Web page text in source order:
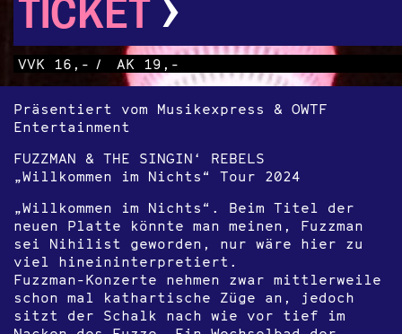
TICKET
VVK 16,- / AK 19,-
Präsentiert vom Musikexpress & OWTF
Entertainment
FUZZMAN & THE SINGIN‘ REBELS
„Willkommen im Nichts“ Tour 2024
„Willkommen im Nichts“. Beim Titel der
neuen Platte könnte man meinen, Fuzzman
sei Nihilist geworden, nur wäre hier zu
viel hineininterpretiert.
Fuzzman-Konzerte nehmen zwar mittlerweile
schon mal kathartische Züge an, jedoch
sitzt der Schalk nach wie vor tief im